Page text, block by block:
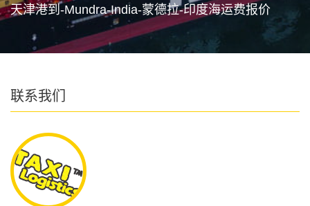
天津港到-Mundra-India-蒙德拉-印度海运费报价
联系我们